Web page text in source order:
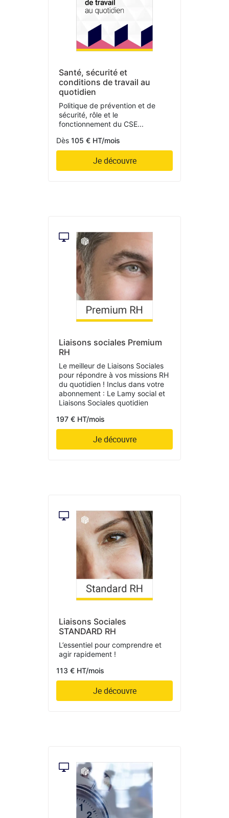
Santé, sécurité et
conditions de travail au
quotidien
Politique de prévention et de
sécurité, rôle et le
fonctionnement du CSE...
Dès 105 € HT/mois
Je découvre
Liaisons sociales Premium
RH
Le meilleur de Liaisons Sociales
pour répondre à vos missions RH
du quotidien ! Inclus dans votre
abonnement : Le Lamy social et
Liaisons Sociales quotidien
197 € HT/mois
Je découvre
Liaisons Sociales
STANDARD RH
L’essentiel pour comprendre et
agir rapidement !
113 € HT/mois
Je découvre